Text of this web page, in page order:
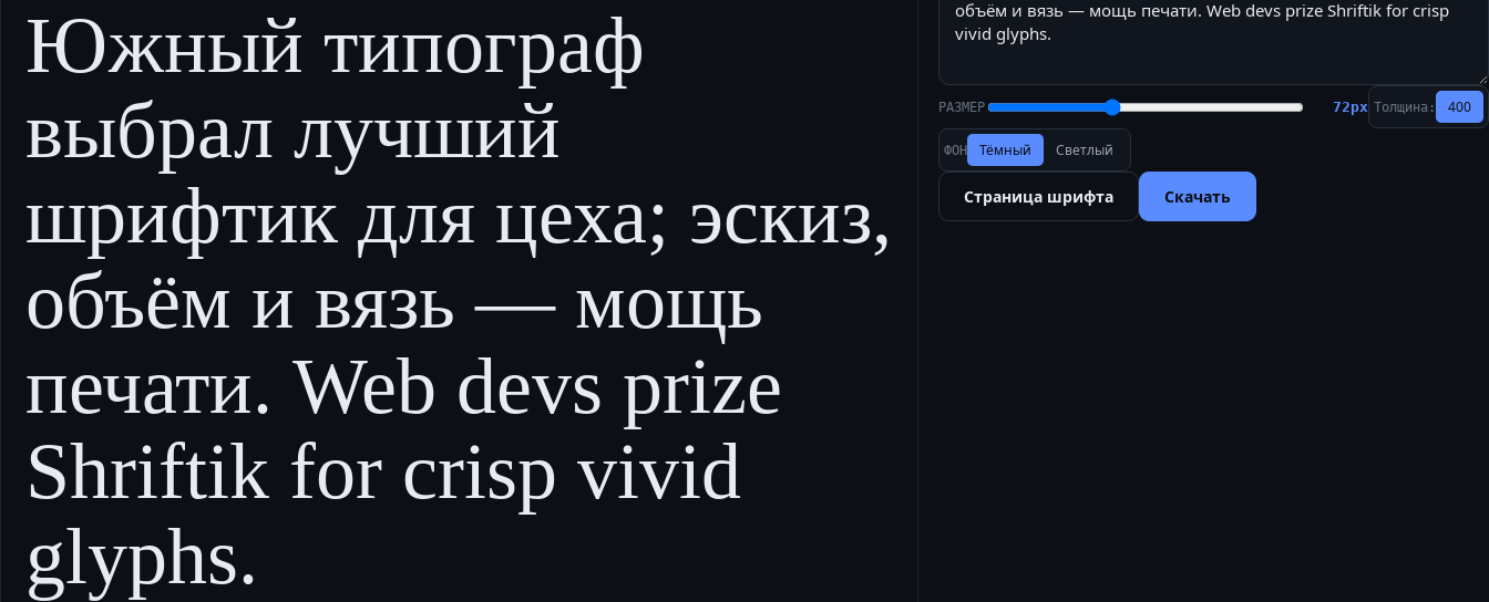
Южный типограф
выбрал лучший
шрифтик для цеха; эскиз,
объём и вязь — мощь
печати. Web devs prize
Shriftik for crisp vivid
glyphs.
РАЗМЕР 72px Толщина: 400
ФОН Тёмный Светлый
Страница шрифта Скачать